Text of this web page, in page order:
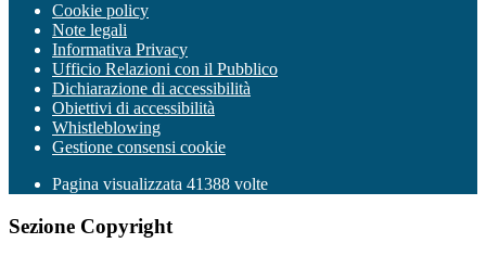
Cookie policy
Note legali
Informativa Privacy
Ufficio Relazioni con il Pubblico
Dichiarazione di accessibilità
Obiettivi di accessibilità
Whistleblowing
Gestione consensi cookie
Pagina visualizzata 41388 volte
Sezione Copyright